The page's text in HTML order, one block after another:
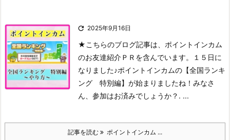
 2025年9月16日
★こちらのブログ記事は、ポイントインカム
のお友達紹介ＰＲを含んでいます。
１５日に
なりました♪ポイントインカムの【全国ランキ
ング 特別編】が始まりましたね！ みなさ
ん、参加はお済みでしょうか？ . ...
記事を読む ポイントインカム ...